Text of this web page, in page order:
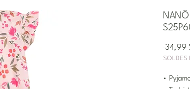
34,99
SOLDES
•